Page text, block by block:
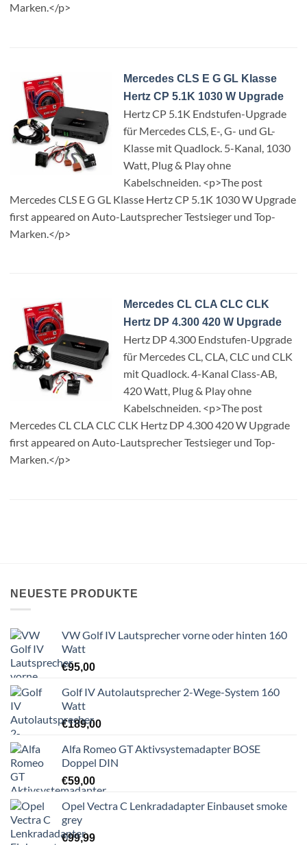
Marken.</p>
Mercedes CLS E G GL Klasse
Hertz CP 5.1K 1030 W Upgrade
Hertz CP 5.1K Endstufen-Upgrade
für Mercedes CLS, E-, G- und GL-
Klasse mit Quadlock. 5-Kanal, 1030
Watt, Plug & Play ohne
Kabelschneiden. <p>The post
Mercedes CLS E G GL Klasse Hertz CP 5.1K 1030 W Upgrade
first appeared on Auto-Lautsprecher Testsieger und Top-
Marken.</p>
Mercedes CL CLA CLC CLK
Hertz DP 4.300 420 W Upgrade
Hertz DP 4.300 Endstufen-Upgrade
für Mercedes CL, CLA, CLC und CLK
mit Quadlock. 4-Kanal Class-AB,
420 Watt, Plug & Play ohne
Kabelschneiden. <p>The post
Mercedes CL CLA CLC CLK Hertz DP 4.300 420 W Upgrade
first appeared on Auto-Lautsprecher Testsieger und Top-
Marken.</p>
NEUESTE PRODUKTE
VW Golf IV Lautsprecher vorne oder hinten 160
Watt
€95,00
Golf IV Autolautsprecher 2-Wege-System 160
Watt
€189,00
Alfa Romeo GT Aktivsystemadapter BOSE
Doppel DIN
€59,00
Opel Vectra C Lenkradadapter Einbauset smoke
grey
€99,99